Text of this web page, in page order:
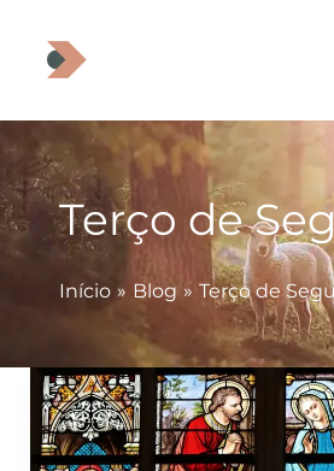
conteúdo
Terço de
Início Blog Terço de